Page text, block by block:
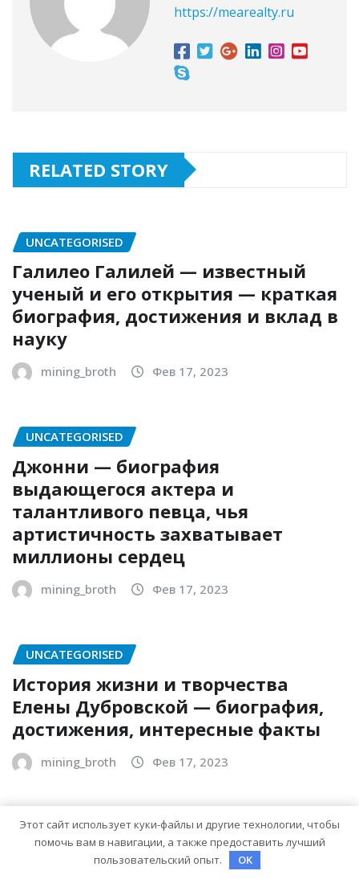
https://mearealty.ru
RELATED STORY
UNCATEGORISED
Галилео Галилей — известный
ученый и его открытия — краткая
биография, достижения и вклад в
науку
mining_broth Фев 17, 2023
UNCATEGORISED
Джонни — биография
выдающегося актера и
талантливого певца, чья
артистичность захватывает
миллионы сердец
mining_broth Фев 17, 2023
UNCATEGORISED
История жизни и творчества
Елены Дубровской — биография,
достижения, интересные факты
mining_broth Фев 17, 2023
UNCATEGORISED
Аркадий Аверченко биография —
Этот сайт использует куки-файлы и другие технологии, чтобы
помочь вам в навигации, а также предоставить лучший
пользовательский опыт.
OK